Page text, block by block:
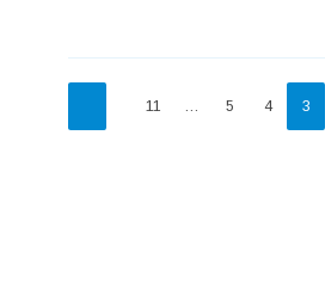
3
4
5
11